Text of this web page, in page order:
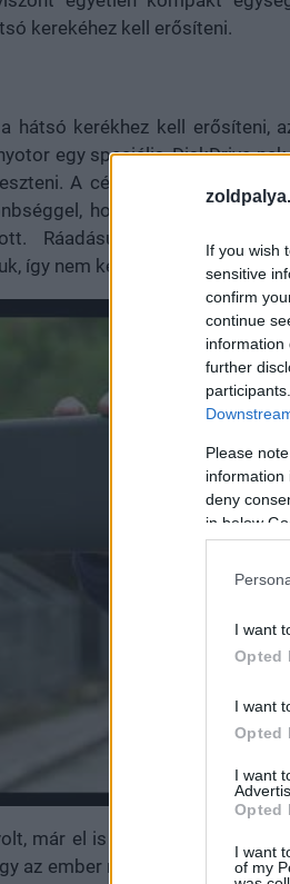
If you wish
sensitive
confirm
continue
information
further
Please
information
deny
in below
I want
Opted
I want
Opted
I want
Opted
I want
of my
kerekéhez kell erősíteni.
hátsó kerékhez kell erősíteni,
egy speciális, DiskDrive-
A cég szerint ez nem
hogy a Skarper
Ráadásul, ha már
így nem kell félni tőle, hogy
már el is lehet indulni: egy
az ember mennyire veszi